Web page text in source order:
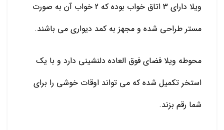
ویلا دارای 3 اتاق خواب بوده که 2 خواب آن به صورت
مستر طراحی شده و مجهز به کمد دیواری می باشند.
محوطه ویلا فضای فوق العاده دلنشینی دارد و با یک
استخر تکمیل شده که می تواند اوقات خوشی را برای
شما رقم بزند.